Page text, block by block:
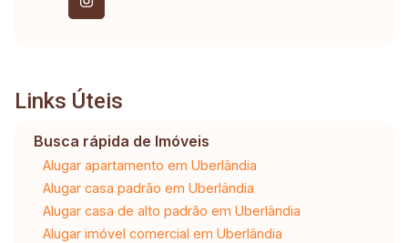
Links Úteis
Busca rápida de Imóveis
Alugar apartamento em Uberlândia
Alugar casa padrão em Uberlândia
Alugar casa de alto padrão em Uberlândia
Alugar imóvel comercial em Uberlândia